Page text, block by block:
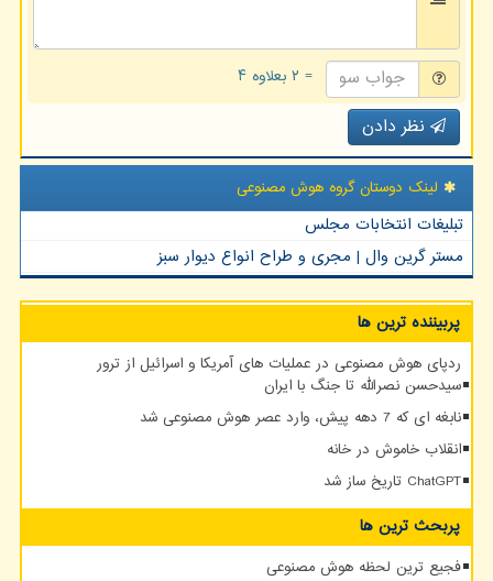
= ۲ بعلاوه ۴
نظر دادن
لینک دوستان گروه هوش مصنوعی
تبلیغات انتخابات مجلس
مستر گرین وال | مجری و طراح انواع دیوار سبز
پربیننده ترین ها
ردپای هوش مصنوعی در عملیات های آمریکا و اسرائیل از ترور
سیدحسن نصرالله تا جنگ با ایران
نابغه ای که 7 دهه پیش، وارد عصر هوش مصنوعی شد
انقلاب خاموش در خانه
ChatGPT تاریخ ساز شد
پربحث ترین ها
فجیع ترین لحظه هوش مصنوعی